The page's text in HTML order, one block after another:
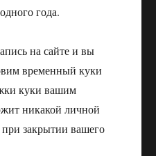
года.
на сайте и вы
временный куки
куки вашим
никакой личной
закрытии вашего